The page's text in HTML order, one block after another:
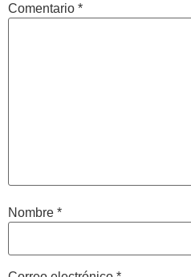
Comentario *
Nombre *